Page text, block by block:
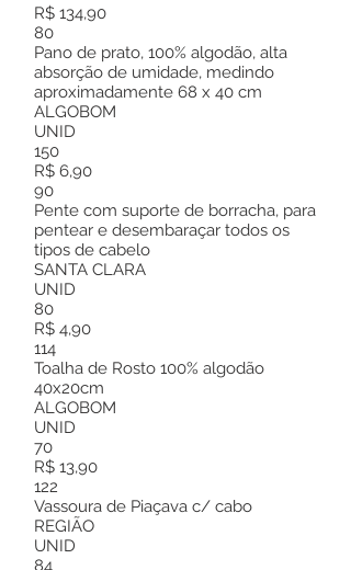
R$ 134,90
80
Pano de prato, 100% algodão, alta
absorção de umidade, medindo
aproximadamente 68 x 40 cm
ALGOBOM
UNID
150
R$ 6,90
90
Pente com suporte de borracha, para
pentear e desembaraçar todos os
tipos de cabelo
SANTA CLARA
UNID
80
R$ 4,90
114
Toalha de Rosto 100% algodão
40x20cm
ALGOBOM
UNID
70
R$ 13,90
122
Vassoura de Piaçava c/ cabo
REGIÃO
UNID
84